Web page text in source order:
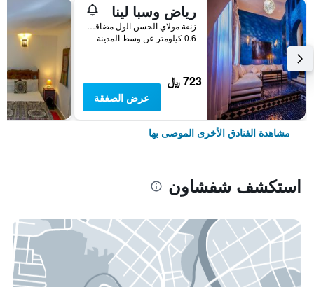
رياض وسبا لينا
زنقة مولاي الحسن الول مضاقة حي الندلس المدينة القديمة, شفشاون, المغرب
0.6 كيلومتر عن وسط المدينة
723 ﷼
عرض الصفقة
مشاهدة الفنادق الأخرى الموصى بها
استكشف شفشاون